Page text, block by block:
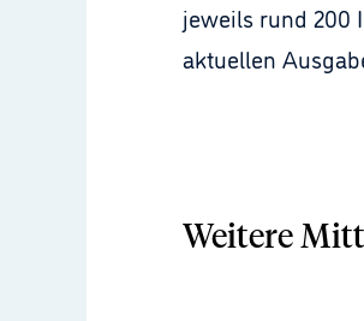
jeweils rund 200
aktuellen
Weitere